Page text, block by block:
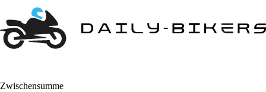
Zwischensumme